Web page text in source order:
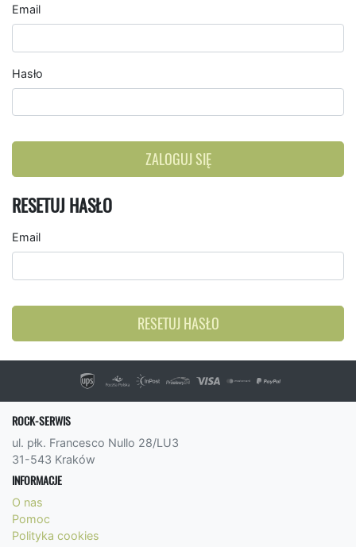
Email
Hasło
ZALOGUJ SIĘ
RESETUJ HASŁO
Email
RESETUJ HASŁO
ROCK-SERWIS
ul. płk. Francesco Nullo 28/LU3
31-543 Kraków
INFORMACJE
O nas
Pomoc
Polityka cookies